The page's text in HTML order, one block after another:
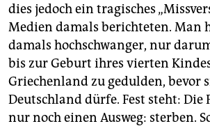
dies jedoch ein tragisches
Medien damals berichteten. Man
damals hochschwanger, nur
bis zur Geburt ihres vierten
Griechenland zu gedulden, bevor
Deutschland dürfe. Fest steht: Die
nur noch einen Ausweg: sterben.